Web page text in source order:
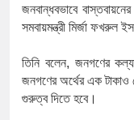
জনবান্ধবভাবে বাস্তবায়নের
সমবায়মন্ত্রী মির্জা ফখরুল
তিনি বলেন, জনগণের
জনগণের অর্থের এক টাকাও
গুরুত্ব দিতে হবে।